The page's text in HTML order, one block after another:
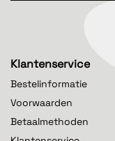
Klantenservice
Bestelinformatie
Voorwaarden
Betaalmethoden